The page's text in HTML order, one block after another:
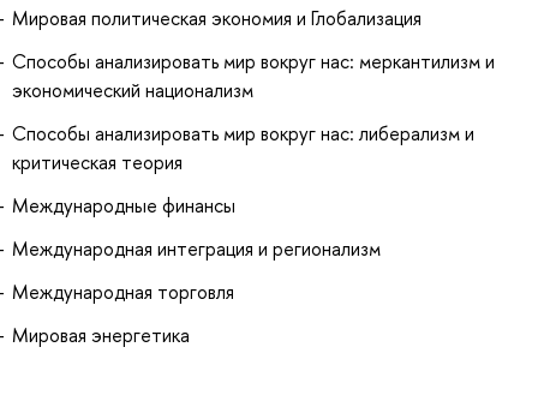
Мировая политическая экономия и Глобализация
Способы анализировать мир вокруг нас: меркантилизм и
экономический национализм
Способы анализировать мир вокруг нас: либерализм и
критическая теория
Международные финансы
Международная интеграция и регионализм
Международная торговля
Мировая энергетика